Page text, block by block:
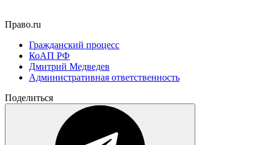
Право.ru
Гражданский процесс
КоАП РФ
Дмитрий Медведев
Административная ответственность
Поделиться